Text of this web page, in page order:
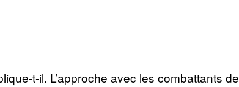
t-il. L’approche avec les combattants de